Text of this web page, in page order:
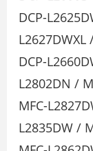
DCP-
L2627DWXL
DCP-
L2802DN /
MFC-
L2835DW /